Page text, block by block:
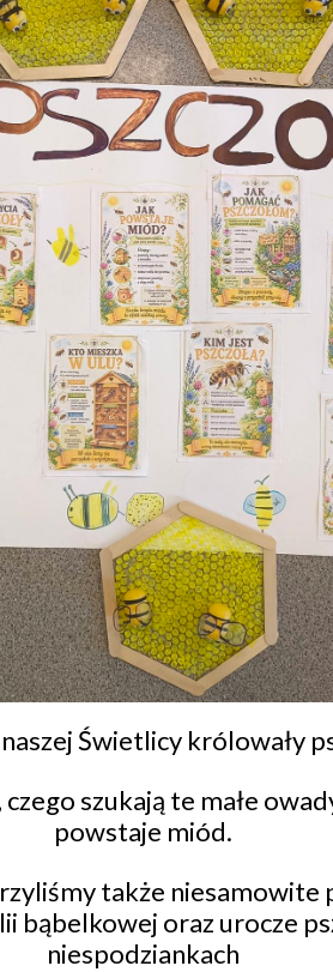
Świetlicy królowały
szukają te małe
powstaje miód.
także
bąbelkowej oraz urocze
niespodziankach